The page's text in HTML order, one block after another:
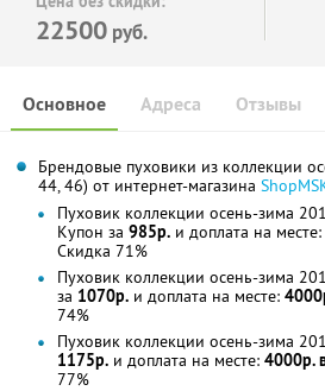
22500 руб.
Основное Отзывы
Адреса
Брендовые пуховики из коллекции
44, 46) от интернет-магазина
Пуховик коллекции осень-зима
Купон за 985р. и доплата на месте:
Скидка 71%
Пуховик коллекции осень-зима
за 1070р. и доплата на месте:
74%
Пуховик коллекции осень-зима
1175р. и доплата на месте: 4000р.
77%